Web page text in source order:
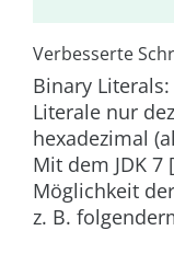
Verbesserte
Binary Literals:
Literale nur
hexadezimal
Mit dem JDK
Möglichkeit
z. B.